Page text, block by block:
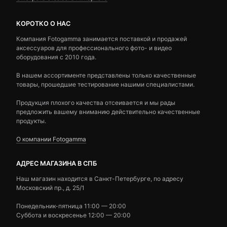
КОРОТКО О НАС
Компания Fotogamma занимается поставкой и продажей
аксессуаров для профессионального фото- и видео
оборудования с 2010 года.
В нашем ассортименте представлены только качественные
товары, прошедшие тестирование нашими специалистами.
Продукция плохого качества отсеивается и мы рады
предложить вашему вниманию действительно качественные
продукты.
О компании Fotogamma
АДРЕС МАГАЗИНА В СПБ
Наш магазин находится в Санкт-Петербурге, по адресу
Московский пр., д. 25/1
Понедельник-пятница 11:00 — 20:00
Суббота и воскресенье 12:00 — 20:00